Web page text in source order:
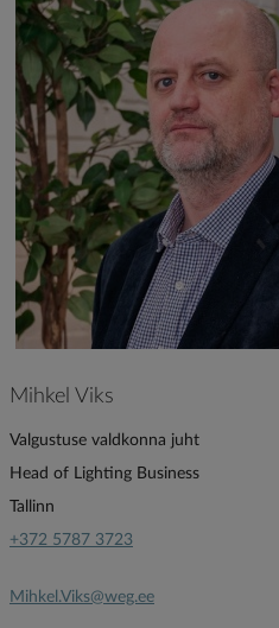
Mihkel Viks
Valgustuse valdkonna juht
Head of Lighting Business
Tallinn
+372 5787 3723
Mihkel.Viks@weg.ee